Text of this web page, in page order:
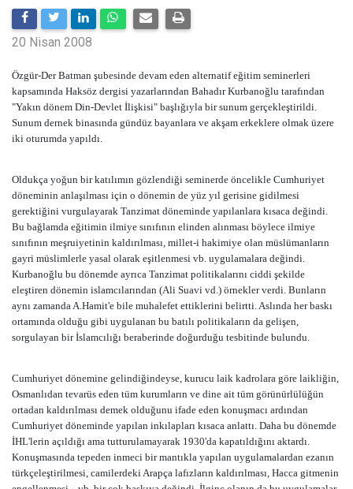
20 Nisan 2008
Özgür-Der Batman şubesinde devam eden alternatif eğitim seminerleri
kapsamında Haksöz dergisi yazarlarından Bahadır Kurbanoğlu tarafından
"Yakın dönem Din-Devlet İlişkisi" başlığıyla bir sunum gerçekleştirildi.
Sunum dernek binasında gündüz bayanlara ve akşam erkeklere olmak üzere
iki oturumda yapıldı.
Oldukça yoğun bir katılımın gözlendiği seminerde öncelikle Cumhuriyet
döneminin anlaşılması için o dönemin de yüz yıl gerisine gidilmesi
gerektiğini vurgulayarak Tanzimat döneminde yapılanlara kısaca değindi.
Bu bağlamda eğitimin ilmiye sınıfının elinden alınması böylece ilmiye
sınıfının meşruiyetinin kaldırılması, millet-i hakimiye olan müslümanların
gayri müslimlerle yasal olarak eşitlenmesi vb. uygulamalara değindi.
Kurbanoğlu bu dönemde ayrıca Tanzimat politikalarını ciddi şekilde
eleştiren dönemin islamcılarından (Ali Suavi vd.) örnekler verdi. Bunların
aynı zamanda A.Hamit'e bile muhalefet ettiklerini belirtti. Aslında her baskı
ortamında olduğu gibi uygulanan bu batılı politikaların da gelişen,
sorgulayan bir İslamcılığı beraberinde doğurduğu tesbitinde bulundu.
Cumhuriyet dönemine gelindiğindeyse, kurucu laik kadrolara göre laikliğin,
Osmanlıdan tevarüs eden tüm kurumların ve dine ait tüm görünürlülüğün
ortadan kaldırılması demek olduğunu ifade eden konuşmacı ardından
Cumhuriyet döneminde yapılan inkılapları kısaca anlattı. Daha bu dönemde
İHL'lerin açıldığı ama tutturulamayarak 1930'da kapatıldığını aktardı.
Konuşmasında tepeden inmeci bir mantıkla yapılan uygulamalardan ezanın
türkçeleştirilmesi, camilerdeki Arapça lafızların kaldırılması, Hacca gitmenin